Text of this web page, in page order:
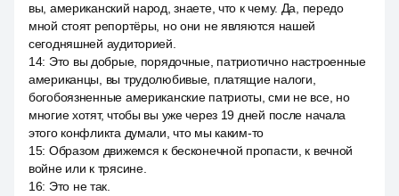
вы, американский народ, знаете, что к чему. Да, передо
мной стоят репортёры, но они не являются нашей
сегодняшней аудиторией.
14: Это вы добрые, порядочные, патриотично настроенные
американцы, вы трудолюбивые, платящие налоги,
богобоязненные американские патриоты, сми не все, но
многие хотят, чтобы вы уже через 19 дней после начала
этого конфликта думали, что мы каким-то
15: Образом движемся к бесконечной пропасти, к вечной
войне или к трясине.
16: Это не так.